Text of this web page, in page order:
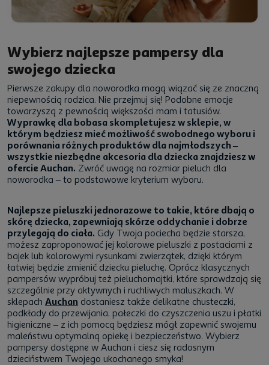
Wybierz najlepsze pampersy dla
swojego dziecka
Pierwsze zakupy dla noworodka mogą wiązać się ze znaczną
niepewnością rodzica. Nie przejmuj się! Podobne emocje
towarzyszą z pewnością większości mam i tatusiów.
Wyprawkę dla bobasa skompletujesz w sklepie, w
którym będziesz mieć możliwość swobodnego wyboru i
porównania różnych produktów dla najmłodszych –
wszystkie niezbędne akcesoria dla dziecka znajdziesz w
ofercie Auchan. Zwróć uwagę na rozmiar pieluch dla
noworodka – to podstawowe kryterium wyboru.
Najlepsze pieluszki jednorazowe to takie, które dbają o
skórę dziecka, zapewniają skórze oddychanie i dobrze
przylegają do ciała. Gdy Twoja pociecha będzie starsza,
możesz zaproponować jej kolorowe pieluszki z postaciami z
bajek lub kolorowymi rysunkami zwierzątek, dzięki którym
łatwiej będzie zmienić dziecku pieluchę. Oprócz klasycznych
pampersów wypróbuj też pieluchomajtki, które sprawdzają się
szczególnie przy aktywnych i ruchliwych maluszkach. W
sklepach Auchan dostaniesz także delikatne chusteczki,
podkłady do przewijania, pałeczki do czyszczenia uszu i płatki
higieniczne – z ich pomocą będziesz mógł zapewnić swojemu
maleństwu optymalną opiekę i bezpieczeństwo. Wybierz
pampersy dostępne w Auchan i ciesz się radosnym
dzieciństwem Twojego ukochanego smyka!